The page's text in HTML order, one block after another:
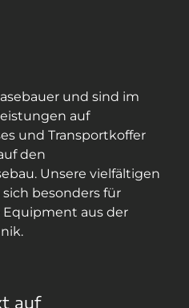
und sind im
auf
und Transportkoffer
den
Unsere vielfältigen
besonders für
Equipment aus der
auf